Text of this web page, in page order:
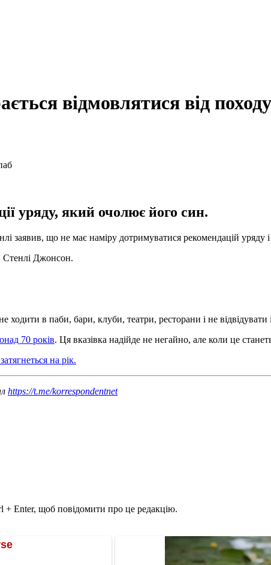
відмовлятися від
уряду, який очолює його син.
заявив, що не має наміру дотримуватися рекомендацій уряду
Стенлі Джонсон.
в паби, бари, клуби, театри, ресторани і не відвідувати
70 років. Ця вказівка ​​надійде не негайно, але коли це
на рік.
https://t.me/korrespondentnet
+ Enter, щоб повідомити про це редакцію.